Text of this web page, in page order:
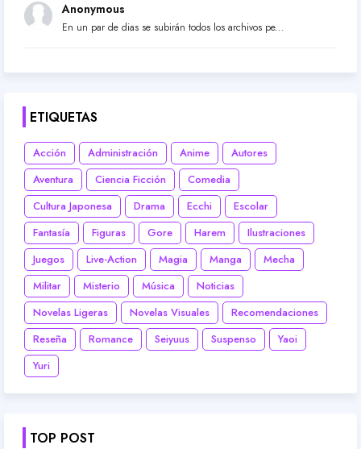
Anonymous
En un par de dias se subirán todos los archivos pe...
ETIQUETAS
Acción Administración Anime
Autores
Aventura
Ciencia Ficción
Comedia
Cultura Japonesa
Drama Ecchi
Escolar
Fantasía
Figuras Gore Harem
Ilustraciones
Juegos
Live-Action Magia Manga
Mecha
Militar
Misterio Música
Noticias
Novelas Ligeras
Novelas Visuales
Recomendaciones
Reseña
Romance Seiyuus Suspenso
Yaoi
Yuri
TOP POST